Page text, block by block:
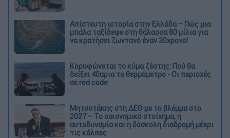
Απίστευτη ιστορία στην Ελλάδα – Πώς μια
μπάλα ταξίδεψε στη θάλασσα 80 μίλια για
να κρατήσει ζωντανό έναν 30χρονο!
Κορυφώνεται το κύμα ζέστης: Πού θα
δείξει 40αρια το θερμόμετρο - Οι περιοχές
σε red code
Μητσοτάκης στη ΔΕΘ με το βλέμμα στο
2027 – Το οικονομικό στοίχημα, η
αυτοδυναμία και η δύσκολη διαδρομή μέχρι
τις κάλπες